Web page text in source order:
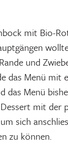
mit Bio-
und
das Menü mit
das Menü
mit der
sich
zu können.